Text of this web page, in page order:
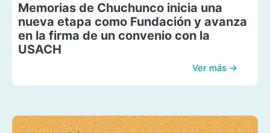
Memorias de Chuchunco inicia una
nueva etapa como Fundación y avanza
en la firma de un convenio con la
USACH
Ver más →